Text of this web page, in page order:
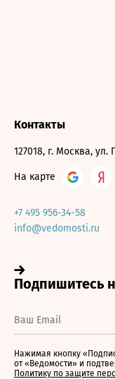
Контакты
127018, г. Москва, ул.
На карте
+7 495 956-34-58
info@vedomosti.ru
Нажимая кнопку
от «Ведомости» и
Политику по защите